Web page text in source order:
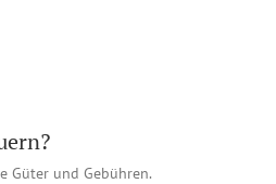
Güter und Gebühren.